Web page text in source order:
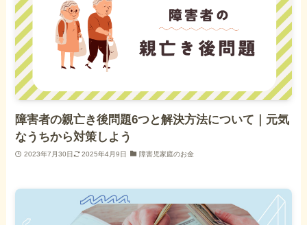
障害者の親亡き後問題6つと解決方法について｜元気
なうちから対策しよう
2023年7月30日 2025年4月9日 障害児家庭のお金